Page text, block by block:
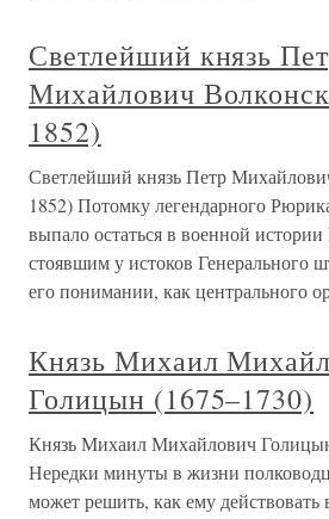
Светлейший князь
Михайлович
1852)
Светлейший князь Петр
1852) Потомку легендарного
выпало остаться в военной
стоявшим у истоков Генерального
его понимании, как центрального
Князь Михаил
Голицын (1675–1730)
Князь Михаил Михайлович
Нередки минуты в жизни
может решить, как ему